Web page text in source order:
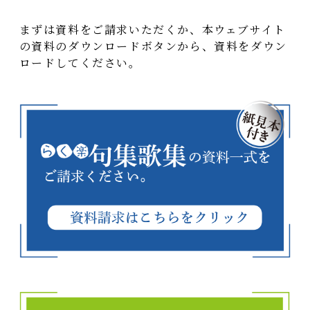
まずは資料をご請求いただくか、本ウェブサイト
の資料のダウンロードボタンから、資料をダウン
ロードしてください。